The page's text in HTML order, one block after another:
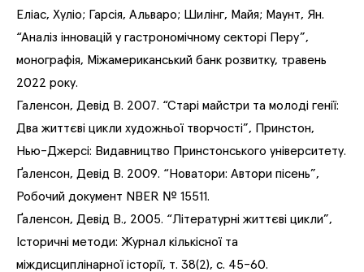
Еліас, Хуліо; Гарсія, Альваро; Шилінг, Майя; Маунт, Ян.
“Аналіз інновацій у гастрономічному секторі Перу”,
монографія, Міжамериканський банк розвитку, травень
2022 року.
Галенсон, Девід В. 2007. “Старі майстри та молоді генії:
Два життєві цикли художньої творчості”, Принстон,
Нью-Джерсі: Видавництво Принстонського університету.
Ґаленсон, Девід В. 2009. “Новатори: Автори пісень”,
Робочий документ NBER № 15511.
Ґаленсон, Девід В., 2005. “Літературні життєві цикли”,
Історичні методи: Журнал кількісної та
міждисциплінарної історії, т. 38(2), с. 45-60.